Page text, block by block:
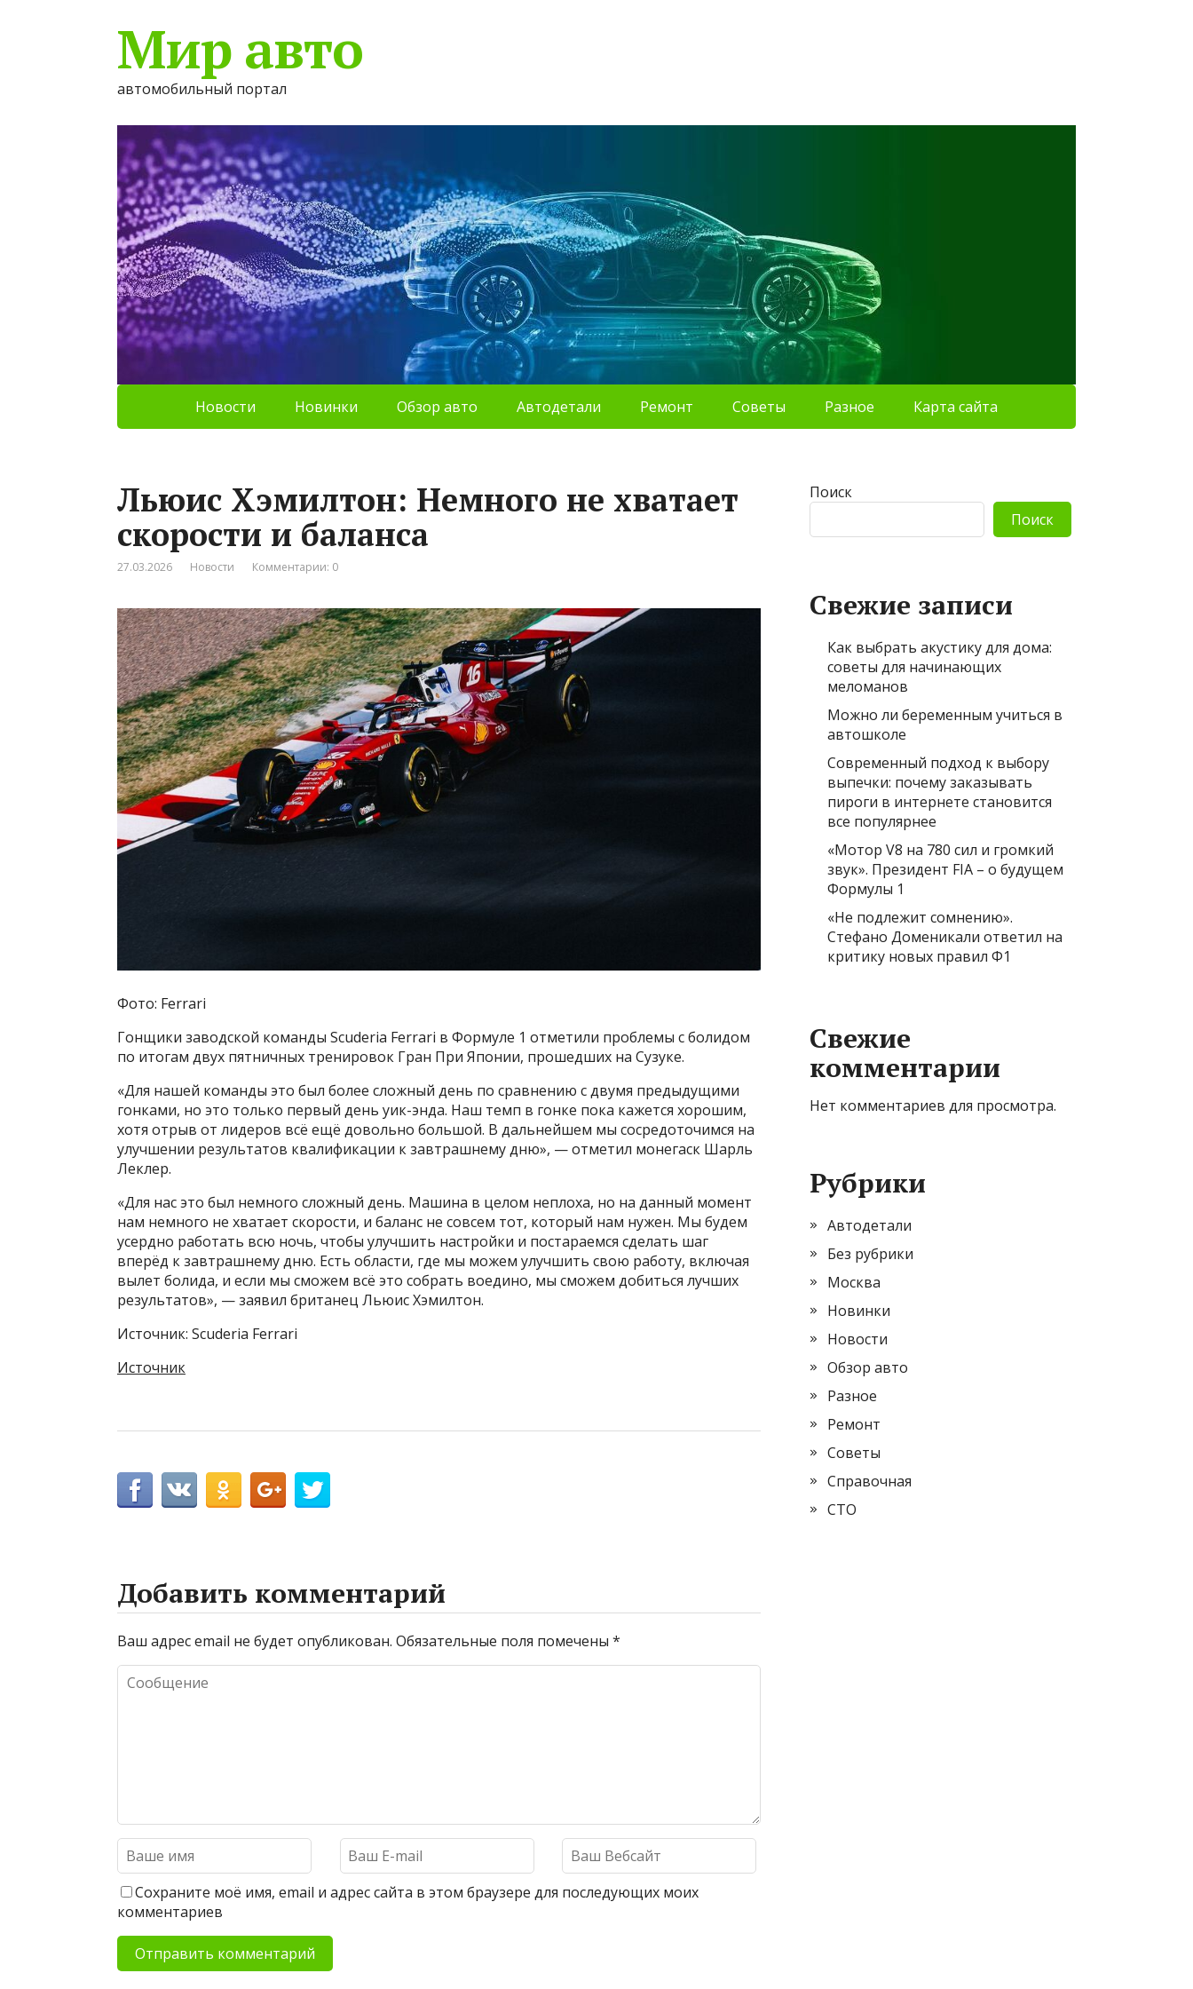
Мир авто
автомобильный портал
Новости Новинки Обзор авто Автодетали Ремонт Советы Разное Карта сайта
Льюис Хэмилтон: Немного не хватает
скорости и баланса
27.03.2026 Новости Комментарии: 0
Фото: Ferrari
Гонщики заводской команды Scuderia Ferrari в Формуле 1 отметили проблемы с болидом
по итогам двух пятничных тренировок Гран При Японии, прошедших на Сузуке.
«Для нашей команды это был более сложный день по сравнению с двумя предыдущими
гонками, но это только первый день уик-энда. Наш темп в гонке пока кажется хорошим,
хотя отрыв от лидеров всё ещё довольно большой. В дальнейшем мы сосредоточимся на
улучшении результатов квалификации к завтрашнему дню», — отметил монегаск Шарль
Леклер.
«Для нас это был немного сложный день. Машина в целом неплоха, но на данный момент
нам немного не хватает скорости, и баланс не совсем тот, который нам нужен. Мы будем
усердно работать всю ночь, чтобы улучшить настройки и постараемся сделать шаг
вперёд к завтрашнему дню. Есть области, где мы можем улучшить свою работу, включая
вылет болида, и если мы сможем всё это собрать воедино, мы сможем добиться лучших
результатов», — заявил британец Льюис Хэмилтон.
Источник: Scuderia Ferrari
Источник
Добавить комментарий
Ваш адрес email не будет опубликован. Обязательные поля помечены *
Сохраните моё имя, email и адрес сайта в этом браузере для последующих моих
комментариев
Поиск
Поиск
Свежие записи
Как выбрать акустику для дома:
советы для начинающих
меломанов
Можно ли беременным учиться в
автошколе
Современный подход к выбору
выпечки: почему заказывать
пироги в интернете становится
все популярнее
«Мотор V8 на 780 сил и громкий
звук». Президент FIA – о будущем
Формулы 1
«Не подлежит сомнению».
Стефано Доменикали ответил на
критику новых правил Ф1
Свежие
комментарии
Нет комментариев для просмотра.
Рубрики
Автодетали
Без рубрики
Москва
Новинки
Новости
Обзор авто
Разное
Ремонт
Советы
Справочная
СТО